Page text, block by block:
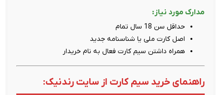
مدارک مورد نیاز:
حداقل سن 18 سال تمام
اصل کارت ملی یا شناسنامه جدید
همراه داشتن سیم کارت فعال به نام خریدار
راهنمای خرید سیم کارت از سایت رندنیک: